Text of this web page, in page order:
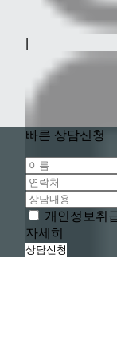
빠른 상담신청
개인정보취
자세히
상담신청